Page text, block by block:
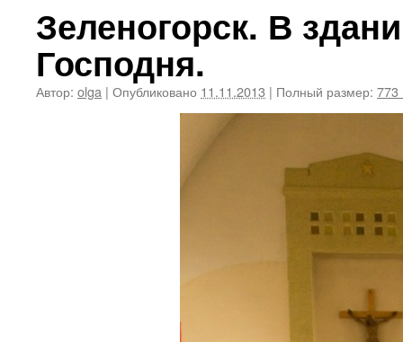
Зеленогорск. В
Господня.
Автор: olga | Опубликовано 11.11.2013 | Полный размер: 773